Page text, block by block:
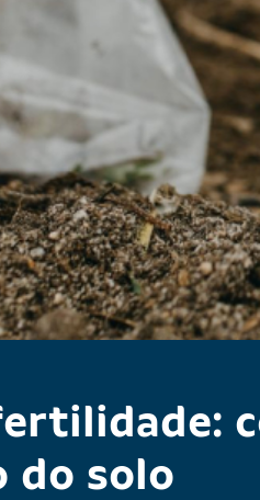
do solo